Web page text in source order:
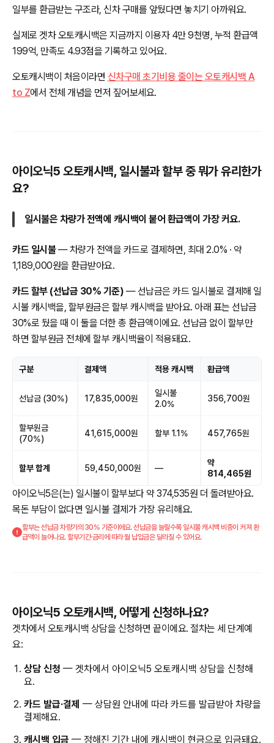
일부를 환급받는 구조라, 신차 구매를 앞뒀다면 놓치기 아까워요.
실제로 겟차 오토캐시백은 지금까지 이용자 4만 9천명, 누적 환급액
199억, 만족도 4.93점을 기록하고 있어요.
오토캐시백이 처음이라면 신차구매 초기비용 줄이는 오토캐시백 A
to Z에서 전체 개념을 먼저 짚어보세요.
아이오닉5 오토캐시백, 일시불과 할부 중 뭐가 유리한가
요?
일시불은 차량가 전액에 캐시백이 붙어 환급액이 가장 커요.
카드 일시불— 차량가 전액을 카드로 결제하면, 최대 2.0% · 약
1,189,000원을 환급받아요.
카드 할부 (선납금 30% 기준) — 선납금은 카드 일시불로 결제해 일
시불 캐시백을, 할부원금은 할부 캐시백을 받아요. 아래 표는 선납금
30%로 뒀을 때 이 둘을 더한 총 환급액이에요. 선납금 없이 할부만
하면 할부원금 전체에 할부 캐시백율이 적용돼요.
구분 결제액 적용 캐시백 환급액
선납금 (30%) 17,835,000원
일시불
2.0%
356,700원
할부원금
(70%)
41,615,000원 할부 1.1% 457,765원
할부 합계 59,450,000원 —
약
814,465원
아이오닉5은(는) 일시불이 할부보다 약 374,535원 더 돌려받아요.
목돈 부담이 없다면 일시불 결제가 가장 유리해요.
할부는 선납금 차량가의 30% 기준이에요. 선납금을 늘릴수록 일시불 캐시백 비중이 커져 환
급액이 늘어나요. 할부기간·금리에 따라 월 납입금은 달라질 수 있어요.
아이오닉5 오토캐시백, 어떻게 신청하나요?
겟차에서 오토캐시백 상담을 신청하면 끝이에요. 절차는 세 단계예
요:
상담 신청 — 겟차에서 아이오닉5 오토캐시백 상담을 신청해
요.
카드 발급·결제 — 상담원 안내에 따라 카드를 발급받아 차량을
결제해요.
캐시백 입금 — 정해진 기간 내에 캐시백이 현금으로 입금돼요.